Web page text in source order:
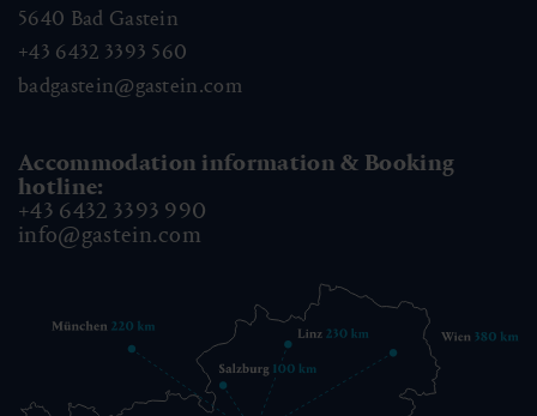
5640 Bad Gastein
+43 6432 3393 560
badgastein@gastein.com
Accommodation information & Booking
hotline:
+43 6432 3393 990
info@gastein.com